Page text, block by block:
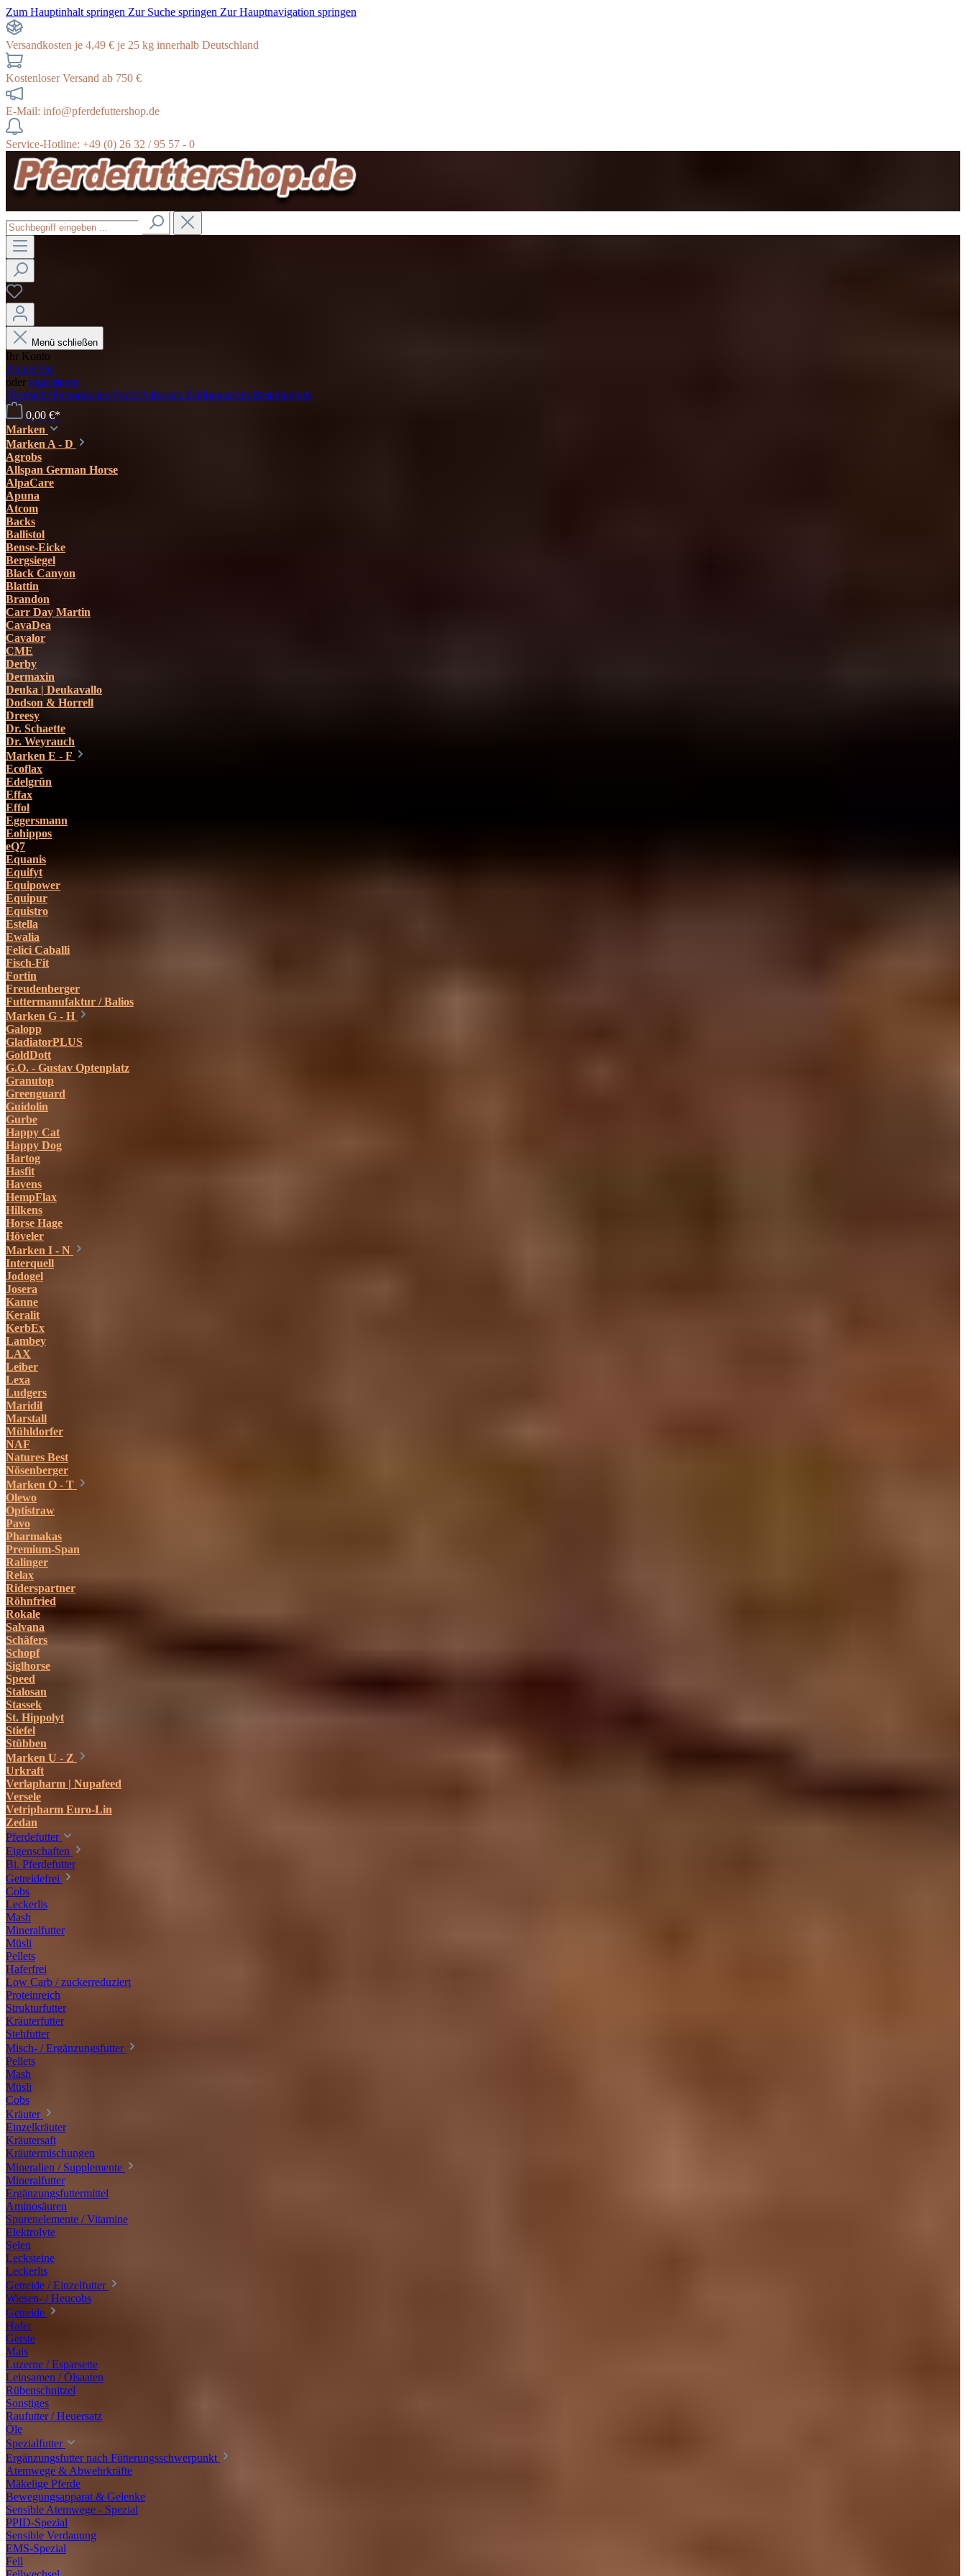
Zum Hauptinhalt springen Zur Suche springen Zur Hauptnavigation springen
Versandkosten je 4,49 € je 25 kg innerhalb Deutschland
Kostenloser Versand ab 750 €
E-Mail: info@pferdefuttershop.de
Service-Hotline: +49 (0) 26 32 / 95 57 - 0
Menü schließen
Ihr Konto
Anmelden
oder registrieren
Übersicht Persönliches Profil Adressen Zahlungsarten Bestellungen
0,00 €*
Marken
Marken A - D
Agrobs
Allspan German Horse
AlpaCare
Apuna
Atcom
Backs
Ballistol
Bense-Eicke
Bergsiegel
Black Canyon
Blattin
Brandon
Carr Day Martin
CavaDea
Cavalor
CME
Derby
Dermaxin
Deuka | Deukavallo
Dodson & Horrell
Dreesy
Dr. Schaette
Dr. Weyrauch
Marken E - F
Ecoflax
Edelgrün
Effax
Effol
Eggersmann
Eohippos
eQ7
Equanis
Equifyt
Equipower
Equipur
Equistro
Estella
Ewalia
Felici Caballi
Fisch-Fit
Fortin
Freudenberger
Futtermanufaktur / Balios
Marken G - H
Galopp
GladiatorPLUS
GoldDott
G.O. - Gustav Optenplatz
Granutop
Greenguard
Guidolin
Gurbe
Happy Cat
Happy Dog
Hartog
Hasfit
Havens
HempFlax
Hilkens
Horse Hage
Höveler
Marken I - N
Interquell
Jodogel
Josera
Kanne
Keralit
KerbEx
Lambey
LAX
Leiber
Lexa
Ludgers
Maridil
Marstall
Mühldorfer
NAF
Natures Best
Nösenberger
Marken O - T
Olewo
Optistraw
Pavo
Pharmakas
Premium-Span
Ralinger
Relax
Riderspartner
Röhnfried
Rokale
Salvana
Schäfers
Schopf
Siglhorse
Speed
Stalosan
Stassek
St. Hippolyt
Stiefel
Stübben
Marken U - Z
Urkraft
Verlapharm | Nupafeed
Versele
Vetripharm Euro-Lin
Zedan
Pferdefutter
Eigenschaften
Bi. Pferdefutter
Getreidefrei
Cobs
Leckerlis
Mash
Mineralfutter
Müsli
Pellets
Haferfrei
Low Carb / zuckerreduziert
Proteinreich
Strukturfutter
Kräuterfutter
Stehfutter
Misch- / Ergänzungsfutter
Pellets
Mash
Müsli
Cobs
Kräuter
Einzelkräuter
Kräutersaft
Kräutermischungen
Mineralien / Supplemente
Mineralfutter
Ergänzungsfuttermittel
Aminosäuren
Spurenelemente / Vitamine
Elektrolyte
Selen
Lecksteine
Leckerlis
Getreide / Einzelfutter
Wiesen- / Heucobs
Getreide
Hafer
Gerste
Mais
Luzerne / Esparsette
Leinsamen / Ölsaaten
Rübenschnitzel
Sonstiges
Raufutter / Heuersatz
Öle
Spezialfutter
Ergänzungsfutter nach Fütterungsschwerpunkt
Atemwege & Abwehrkräfte
Mäkelige Pferde
Bewegungsapparat & Gelenke
Sensible Atemwege - Spezial
PPID-Spezial
Sensible Verdauung
EMS-Spezial
Fell